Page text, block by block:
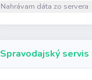
Nahrávam dáta zo servera
Spravodajský servis